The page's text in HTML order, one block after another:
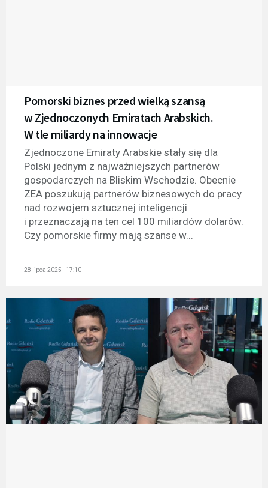
Pomorski biznes przed wielką szansą
w Zjednoczonych Emiratach Arabskich.
W tle miliardy na innowacje
Zjednoczone Emiraty Arabskie stały się dla
Polski jednym z najważniejszych partnerów
gospodarczych na Bliskim Wschodzie. Obecnie
ZEA poszukują partnerów biznesowych do pracy
nad rozwojem sztucznej inteligencji
i przeznaczają na ten cel 100 miliardów dolarów.
Czy pomorskie firmy mają szanse w...
28 lipca 2025 - 17:10